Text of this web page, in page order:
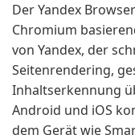
Der Yandex
Chromium
von Yandex, der
Seitenrendering,
Inhaltserkennung
Android und iOS
dem Gerät wie